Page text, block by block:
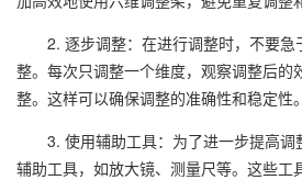
2. 逐步调整：在进行调整时，不要急
整。每次只调整一个维度，观察调整后的
整。这样可以确保调整的准确性和稳定性。
3. 使用辅助工具：为了进一步提高调
辅助工具，如放大镜、测量尺等。这些工